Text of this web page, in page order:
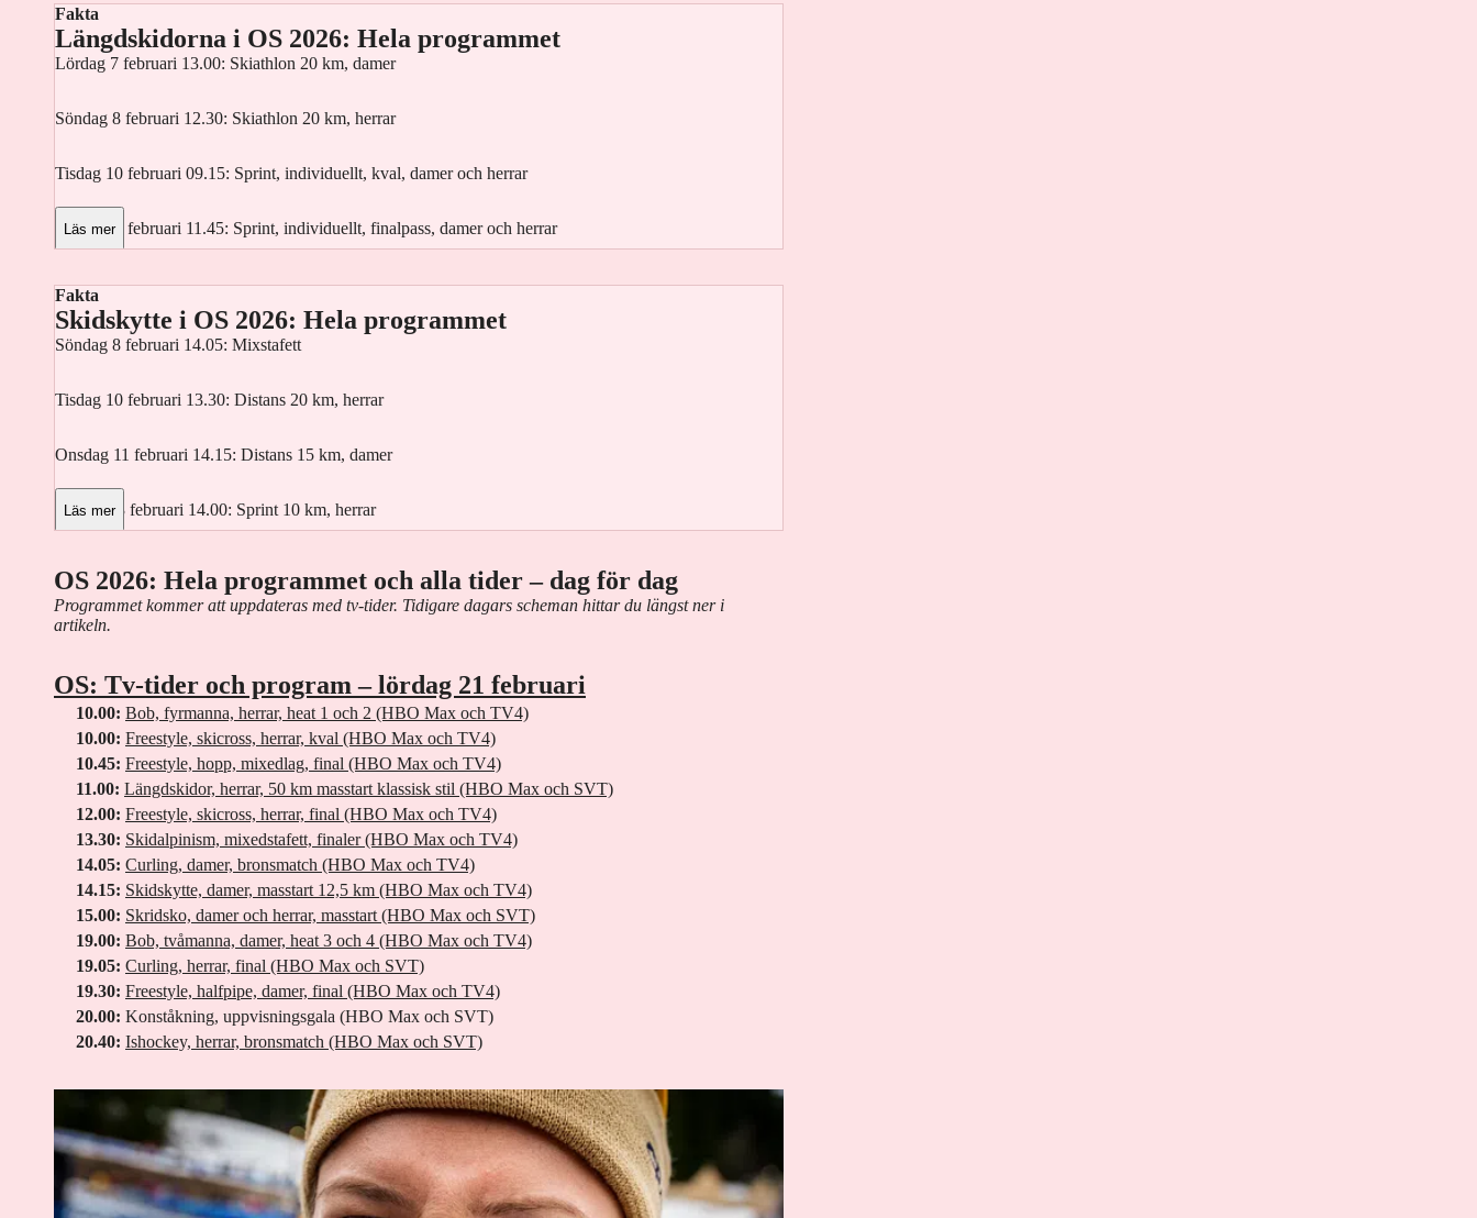
Fakta
Längdskidorna i OS 2026: Hela programmet
Lördag 7 februari 13.00: Skiathlon 20 km, damer
Söndag 8 februari 12.30: Skiathlon 20 km, herrar
Tisdag 10 februari 09.15: Sprint, individuellt, kval, damer och herrar
Tisdag 10 februari 11.45: Sprint, individuellt, finalpass, damer och herrar
Torsdag 12 februari 13.00: 10 km fristil, damer
Fredag 13 februari 11.45: 10 km fristil, herrar
Lördag 14 februari 12.00: Stafett 4 x 7,5 km, damer
Söndag 15 februari 12.00: Stafett 4 x 7,5 km, herrar
Onsdag 18 februari 09.45: Lagsprint, kval, damer och herrar
Lördag 21 februari 11.00: 50 km klassisk stil, masstart, herrar
Ländgdskidorna sänds i HBO Max och SVT
Läs mer
Fakta
Skidskytte i OS 2026: Hela programmet
Söndag 8 februari 14.05: Mixstafett
Tisdag 10 februari 13.30: Distans 20 km, herrar
Onsdag 11 februari 14.15: Distans 15 km, damer
Fredag 13 februari 14.00: Sprint 10 km, herrar
Söndag 15 februari 11.15: Jaktstart 12,5 km, herrar
Söndag 15 februari 14.45: Jaktstart 10 km, damer
Tisdag 17 februari 14.30: Stafett 4 x 7,5 km, herrar
Onsdag 18 februari 14.45: Stafett 4 x 6 km, damer
Fredag 20 februari 14.15: Masstart, 15 km herrar
Lördag 21 februari 14.15: Masstart, 12,5 km damer
Skidskyttet sänds i HBO Max och TV4?
Läs mer
OS 2026: Hela programmet och alla tider – dag för dag
Programmet kommer att uppdateras med tv-tider. Tidigare dagars scheman hittar du längst ner i
artikeln.
OS: Tv-tider och program – lördag 21 februari
10.00: Bob, fyrmanna, herrar, heat 1 och 2 (HBO Max och TV4)
10.00: Freestyle, skicross, herrar, kval (HBO Max och TV4)
10.45: Freestyle, hopp, mixedlag, final (HBO Max och TV4)
11.00: Längdskidor, herrar, 50 km masstart klassisk stil (HBO Max och SVT)
12.00: Freestyle, skicross, herrar, final (HBO Max och TV4)
13.30: Skidalpinism, mixedstafett, finaler (HBO Max och TV4)
14.05: Curling, damer, bronsmatch (HBO Max och TV4)
14.15: Skidskytte, damer, masstart 12,5 km (HBO Max och TV4)
15.00: Skridsko, damer och herrar, masstart (HBO Max och SVT)
19.00: Bob, tvåmanna, damer, heat 3 och 4 (HBO Max och TV4)
19.05: Curling, herrar, final (HBO Max och SVT)
19.30: Freestyle, halfpipe, damer, final (HBO Max och TV4)
20.00: Konståkning, uppvisningsgala (HBO Max och SVT)
20.40: Ishockey, herrar, bronsmatch (HBO Max och SVT)